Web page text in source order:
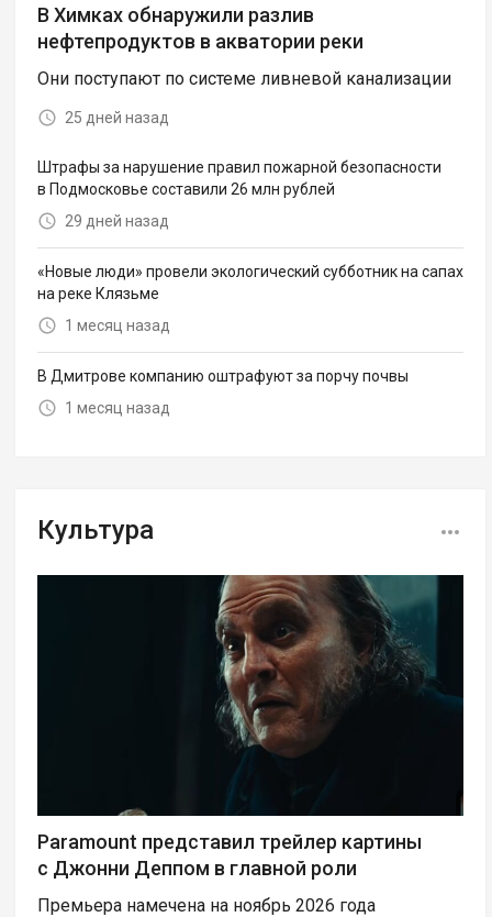
В Химках обнаружили разлив
нефтепродуктов в акватории реки
Они поступают по системе ливневой канализации
25 дней назад
Штрафы за нарушение правил пожарной безопасности
в Подмосковье составили 26 млн рублей
29 дней назад
«Новые люди» провели экологический субботник на сапах
на реке Клязьме
1 месяц назад
В Дмитрове компанию оштрафуют за порчу почвы
1 месяц назад
Культура
Paramount представил трейлер картины
с Джонни Деппом в главной роли
Премьера намечена на ноябрь 2026 года